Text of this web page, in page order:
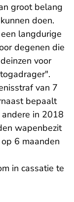
groot belang
doen.
langdurige
degenen die
voor
van 7
bepaalt
in 2018
wapenbezit
6 maanden
in cassatie te